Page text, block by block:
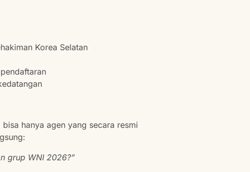
Korea Selatan
hanya agen yang secara resmi
grup WNI 2026?”